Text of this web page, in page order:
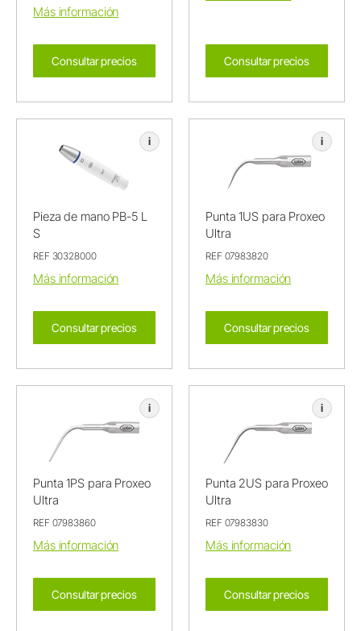
Más información
Consultar precios Consultar precios
i
Pieza de mano PB-5 L
S
REF 30328000
Más información
Consultar precios
i
Punta 1US para Proxeo
Ultra
REF 07983820
Más información
Consultar precios
i
Punta 1PS para Proxeo
Ultra
REF 07983860
Más información
Consultar precios
i
Punta 2US para Proxeo
Ultra
REF 07983830
Más información
Consultar precios